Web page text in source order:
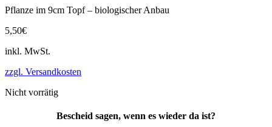
Pflanze im 9cm Topf – biologischer Anbau
5,50€
inkl. MwSt.
zzgl. Versandkosten
Nicht vorrätig
Bescheid sagen, wenn es wieder da ist?